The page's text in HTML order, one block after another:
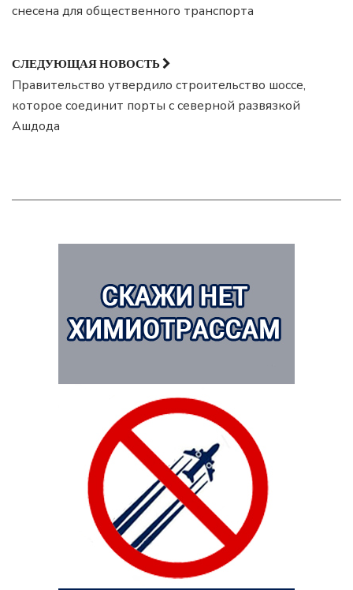
снесена для общественного транспорта
СЛЕДУЮЩАЯ НОВОСТЬ
Правительство утвердило строительство шоссе,
которое соединит порты с северной развязкой
Ашдода